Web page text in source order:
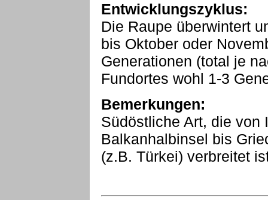
Entwicklungszyklus:
Die Raupe überwintert
bis Oktober oder
Generationen (total je
Fundortes wohl 1-3
Bemerkungen:
Südöstliche Art, die von
Balkanhalbinsel bis
(z.B. Türkei) verbreitet